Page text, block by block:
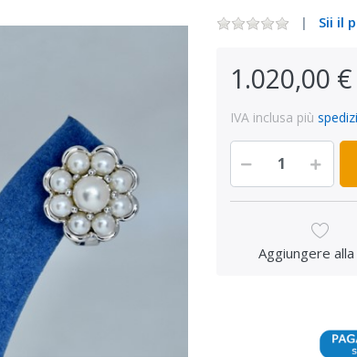
Sii il
1.020,00 €
IVA inclusa più
Aggiungere